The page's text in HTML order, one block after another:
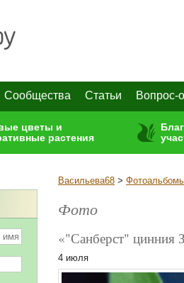
Сообщества Статьи Вопрос-
цветы и
растения
Васильева68 >
Фото
«"Санберст" цинния
4 июля